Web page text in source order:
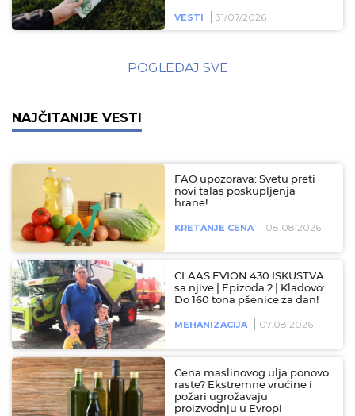
VESTI 31/07/2026
POGLEDAJ SVE
NAJČITANIJE VESTI
FAO upozorava: Svetu preti
novi talas poskupljenja
hrane!
KRETANJE CENA 08.08.2026
CLAAS EVION 430 ISKUSTVA
sa njive | Epizoda 2 | Kladovo:
Do 160 tona pšenice za dan!
MEHANIZACIJA 07.08.2026
Cena maslinovog ulja ponovo
raste? Ekstremne vrućine i
požari ugrožavaju
proizvodnju u Evropi